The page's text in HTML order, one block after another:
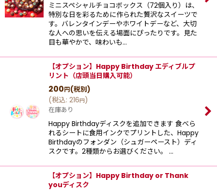
ミニスペシャルチョコボックス（72個入り）は、
特別な日を彩るために作られた贅沢なスイーツで
す。バレンタインデーやホワイトデーなど、大切
な人への思いを伝える場面にぴったりです。見た
目も華やかで、味わいも…
【オプション】Happy Birthday エディブルプ
リント（店頭当日購入可能）
200円(税別)
(税込: 216円)
在庫あり
Happy Birthdayディスクを追加できます 食べら
れるシートに食用インクでプリントした、Happy
Birthdayのフォンダン（シュガーペースト）ディ
スクです。2種類からお選びください。 …
【オプション】Happy Birthday or Thank
youディスク